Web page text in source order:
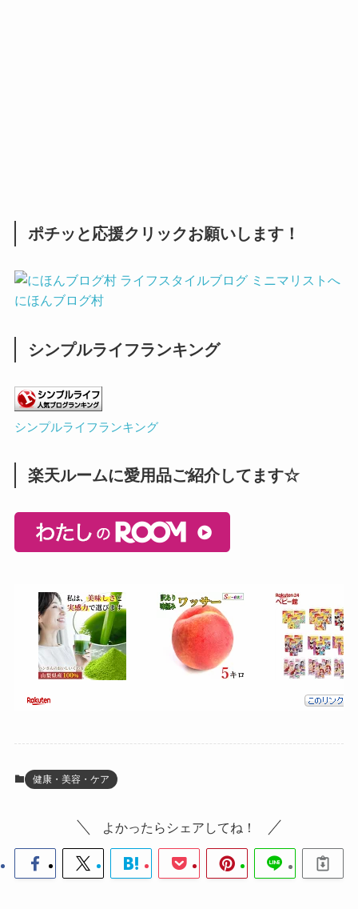
ポチッと応援クリックお願いします！
にほんブログ村
シンプルライフランキング
シンプルライフランキング
楽天ルームに愛用品ご紹介してます☆
健康・美容・ケア
よかったらシェアしてね！